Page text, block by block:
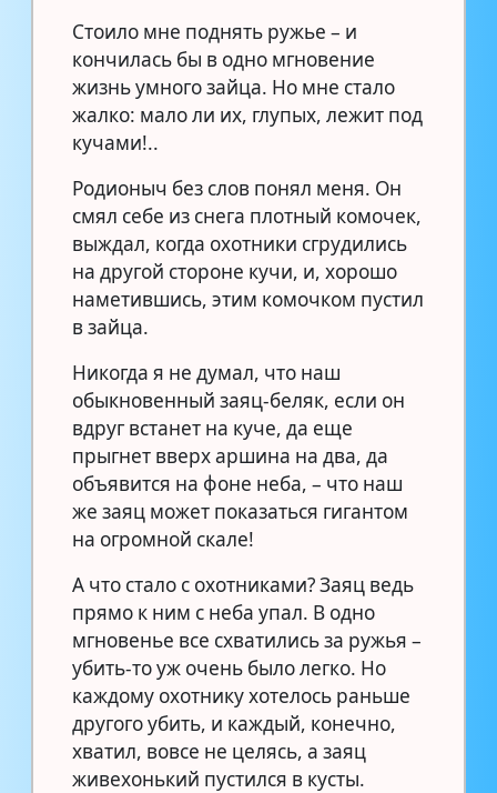
Стоило мне поднять ружье – и
кончилась бы в одно мгновение
жизнь умного зайца. Но мне стало
жалко: мало ли их, глупых, лежит под
кучами!..
Родионыч без слов понял меня. Он
смял себе из снега плотный комочек,
выждал, когда охотники сгрудились
на другой стороне кучи, и, хорошо
наметившись, этим комочком пустил
в зайца.
Никогда я не думал, что наш
обыкновенный заяц-беляк, если он
вдруг встанет на куче, да еще
прыгнет вверх аршина на два, да
объявится на фоне неба, – что наш
же заяц может показаться гигантом
на огромной скале!
А что стало с охотниками? Заяц ведь
прямо к ним с неба упал. В одно
мгновенье все схватились за ружья –
убить-то уж очень было легко. Но
каждому охотнику хотелось раньше
другого убить, и каждый, конечно,
хватил, вовсе не целясь, а заяц
живехонький пустился в кусты.